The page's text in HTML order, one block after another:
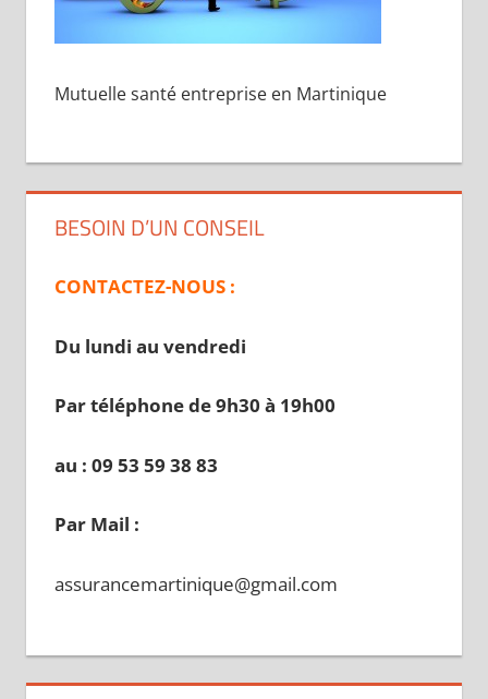
Mutuelle santé entreprise en Martinique
BESOIN D’UN CONSEIL
CONTACTEZ-NOUS :
Du lundi au vendredi
Par téléphone de 9h30 à 19h00
au : 09 53 59 38 83
Par Mail :
assurancemartinique@gmail.com